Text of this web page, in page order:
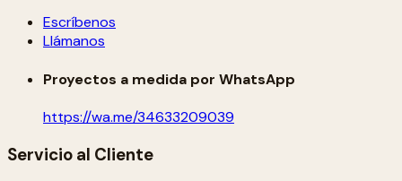
Escríbenos
Llámanos
Proyectos a medida por WhatsApp
https://wa.me/34633209039
Servicio al Cliente